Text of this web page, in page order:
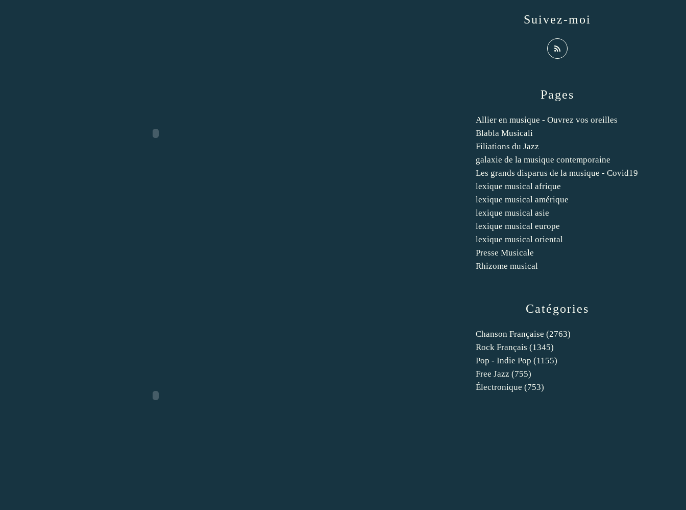
Catégories
Chanson Française (2763)
Rock Français (1345)
Pop - Indie Pop (1155)
Free Jazz (755)
Électronique (753)
Pages
Allier en musique - Ouvrez vos oreilles
Blabla Musicali
Filiations du Jazz
galaxie de la musique contemporaine
Les grands disparus de la musique - Covid19
lexique musical afrique
lexique musical amérique
lexique musical asie
lexique musical europe
lexique musical oriental
Presse Musicale
Rhizome musical
Suivez-moi